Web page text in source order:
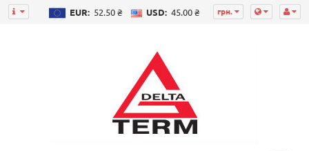
грн.
EUR: 52.50 ₴ USD: 45.00 ₴